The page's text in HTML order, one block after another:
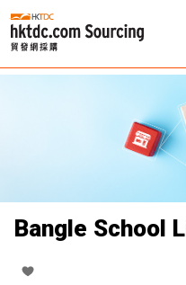
Bangle School